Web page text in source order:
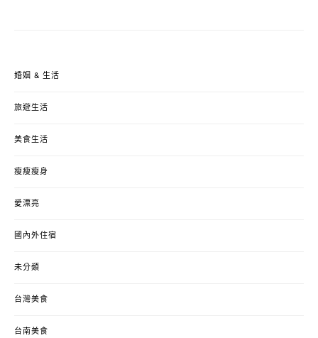
婚姻 & 生活
旅遊生活
美食生活
瘦瘦瘦身
愛漂亮
國內外住宿
未分類
台灣美食
台南美食